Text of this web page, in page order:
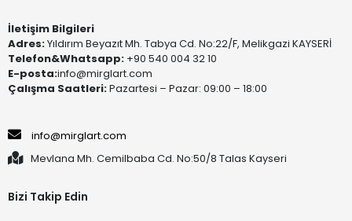
İletişim Bilgileri
Adres:Yıldırım Beyazıt Mh. Tabya Cd. No:22/F, Melikgazi KAYSERİ
Telefon&Whatsapp: +90 540 004 32 10
E-posta:info@mirglart.com
Çalışma Saatleri:Pazartesi – Pazar: 09:00 – 18:00
info@mirglart.com
Mevlana Mh. Cemilbaba Cd. No:50/8 Talas Kayseri
Bizi Takip Edin